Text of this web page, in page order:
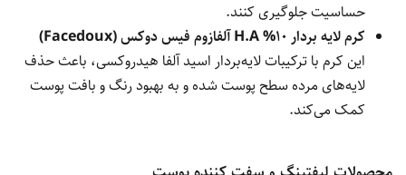
حساسیت جلوگیری کنند.
کرم لایه بردار 10% H.A آلفازوم فیس دوکس (Facedoux)
این کرم با ترکیبات لایه‌بردار اسید آلفا هیدروکسی، باعث حذف
لایه‌های مرده سطح پوست شده و به بهبود رنگ و بافت پوست
کمک می‌کند.